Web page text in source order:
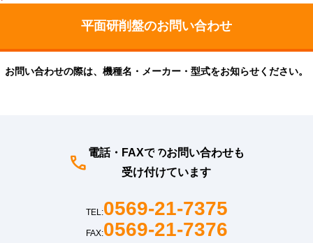
お問い合わせの際は、機種名・メーカー・型式をお知らせください。
電話・FAXでのお問い合わせも
受け付けています
TEL:0569-21-7375
FAX:0569-21-7376